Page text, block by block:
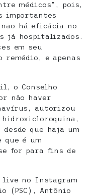
médicos”, pois,
importantes
há eficácia no
já hospitalizados.
em seu
remédio, e apenas
o Conselho
não haver
autorizou
hidroxicloroquina,
que haja um
que é um
for para fins de
no Instagram
(PSC), Antônio